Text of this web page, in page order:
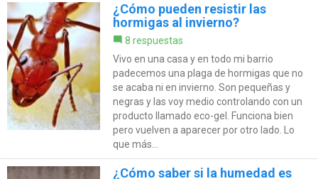
¿Cómo pueden resistir las
hormigas al invierno?
8 respuestas
Vivo en una casa y en todo mi barrio
padecemos una plaga de hormigas que no
se acaba ni en invierno. Son pequeñas y
negras y las voy medio controlando con un
producto llamado eco-gel. Funciona bien
pero vuelven a aparecer por otro lado. Lo
que más...
¿Cómo saber si la humedad es